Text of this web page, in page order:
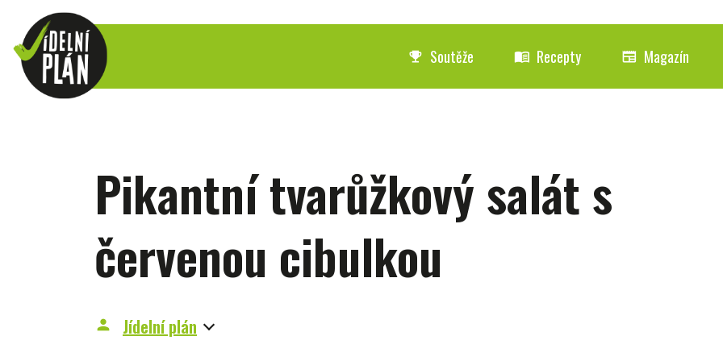
emoji_events Soutěže menu_book Recepty newspaper Magazín
Pikantní tvarůžkový salát s
červenou cibulkou
person Jídelní plán